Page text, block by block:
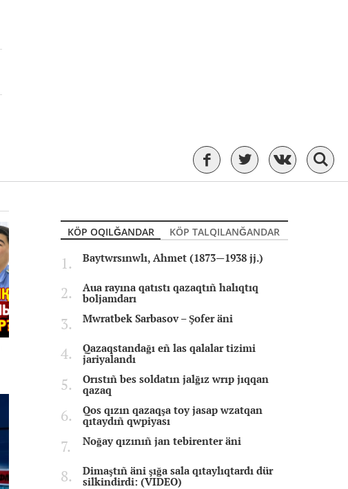
KÖP OQILĞANDAR
KÖP TALQILANĞANDAR
Baytwrsınwlı, Ahmet (1873—1938 jj.)
Aua rayına qatıstı qazaqtıñ halıqtıq
boljamdarı
Mwratbek Sarbasov – Şofer äni
Qazaqstandağı eñ las qalalar tizimi
jariyalandı
Orıstıñ bes soldatın jalğız wrıp jıqqan
qazaq
Qos qızın qazaqşa toy jasap wzatqan
qıtaydıñ qwpiyası
Noğay qızınıñ jan tebirenter äni
Dimaştıñ äni şığa sala qıtaylıqtardı dür
silkindirdi: (VIDEO)